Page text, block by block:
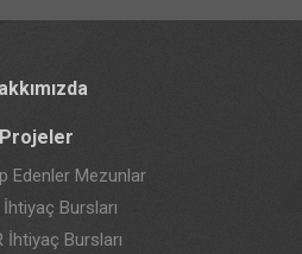
Projeler
Edenler Mezunlar
İhtiyaç Bursları
İhtiyaç Bursları